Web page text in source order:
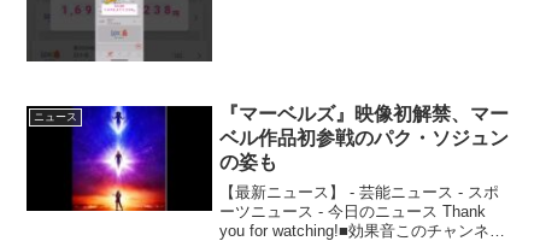
ニュース
『マーベルズ』映像初解禁、マー
ベル作品初参戦のパク・ソジュン
の姿も
【最新ニュース】 - 芸能ニュース - スポ
ーツニュース - 今日のニュース Thank
you for watching!■効果音このチャンネル